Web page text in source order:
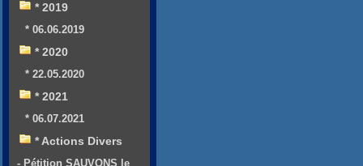
* 2019
* 06.06.2019
* 2020
* 22.05.2020
* 2021
* 06.07.2021
* Actions Divers
- Pétition SAUVONS le